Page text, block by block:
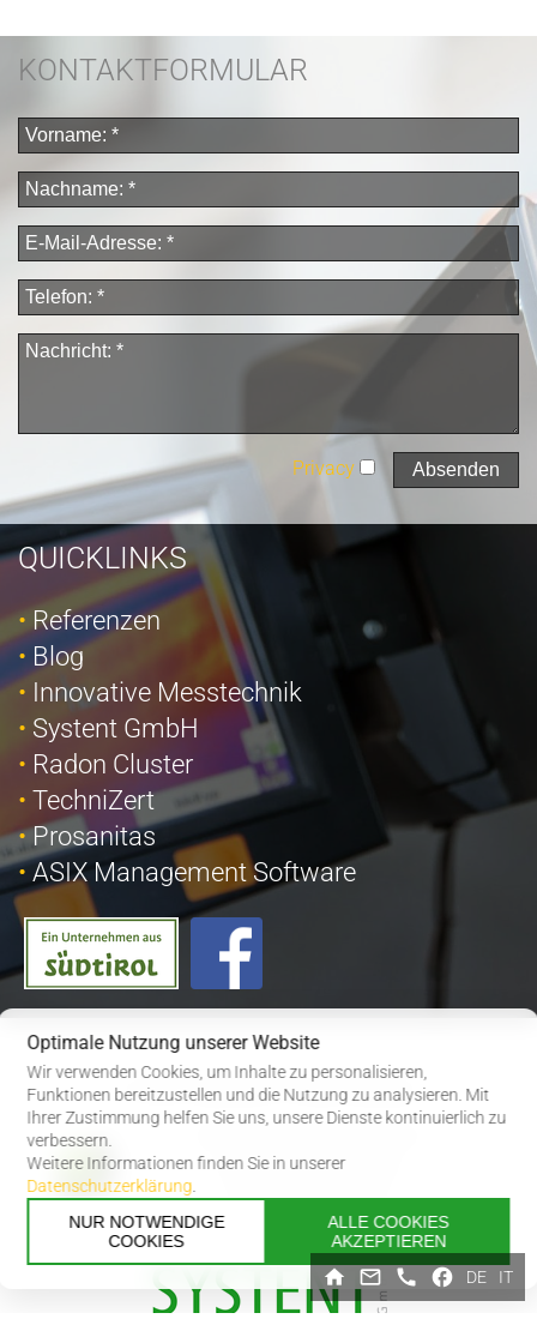
DE IT
KONTAKTFORMULAR
Privacy
QUICKLINKS
Referenzen
Blog
Innovative Messtechnik
Systent GmbH
Radon Cluster
TechniZert
Prosanitas
ASIX Management Software
© 2026|Impressum|Privacy| Sitemap
und 0 % CO2-Emissionen
Optimale Nutzung unserer Website
Wir verwenden Cookies, um Inhalte zu personalisieren,
Funktionen bereitzustellen und die Nutzung zu analysieren. Mit
Ihrer Zustimmung helfen Sie uns, unsere Dienste kontinuierlich zu
verbessern.
Weitere Informationen finden Sie in unserer
Datenschutzerklärung
NUR NOTWENDIGE
COOKIES
ALLE COOKIES
AKZEPTIEREN